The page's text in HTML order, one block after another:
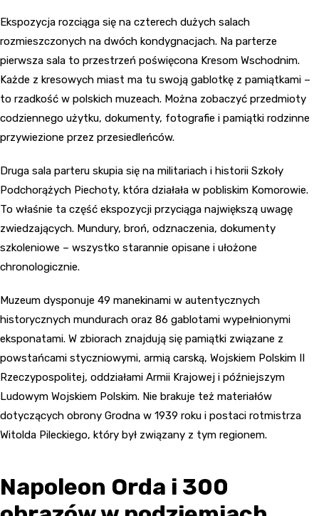
Ekspozycja rozciąga się na czterech dużych salach
rozmieszczonych na dwóch kondygnacjach. Na parterze
pierwsza sala to przestrzeń poświęcona Kresom Wschodnim.
Każde z kresowych miast ma tu swoją gablotkę z pamiątkami –
to rzadkość w polskich muzeach. Można zobaczyć przedmioty
codziennego użytku, dokumenty, fotografie i pamiątki rodzinne
przywiezione przez przesiedleńców.
Druga sala parteru skupia się na militariach i historii Szkoły
Podchorążych Piechoty, która działała w pobliskim Komorowie.
To właśnie ta część ekspozycji przyciąga największą uwagę
zwiedzających. Mundury, broń, odznaczenia, dokumenty
szkoleniowe – wszystko starannie opisane i ułożone
chronologicznie.
Muzeum dysponuje 49 manekinami w autentycznych
historycznych mundurach oraz 86 gablotami wypełnionymi
eksponatami. W zbiorach znajdują się pamiątki związane z
powstańcami styczniowymi, armią carską, Wojskiem Polskim II
Rzeczypospolitej, oddziałami Armii Krajowej i późniejszym
Ludowym Wojskiem Polskim. Nie brakuje też materiałów
dotyczących obrony Grodna w 1939 roku i postaci rotmistrza
Witolda Pileckiego, który był związany z tym regionem.
Napoleon Orda i 300